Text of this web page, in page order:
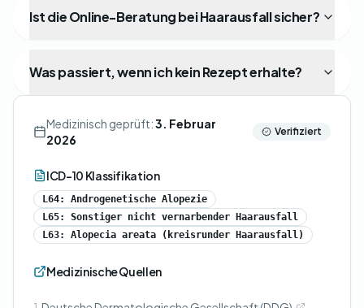
Ist die Online-Beratung bei Haarausfall sicher?
Was passiert, wenn ich kein Rezept erhalte?
Medizinisch geprüft:3. Februar
2026
Verifiziert
ICD-10 Klassifikation
L64: Androgenetische Alopezie
L65: Sonstiger nicht vernarbender Haarausfall
L63: Alopecia areata (kreisrunder Haarausfall)
Medizinische Quellen